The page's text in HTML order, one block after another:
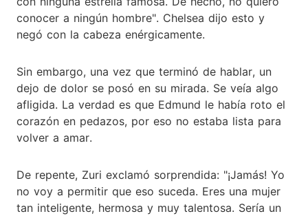
conocer a ningún hombre". Chelsea dijo esto y
negó con la cabeza enérgicamente.
Sin embargo, una vez que terminó de hablar, un
dejo de dolor se posó en su mirada. Se veía algo
afligida. La verdad es que Edmund le había roto el
corazón en pedazos, por eso no estaba lista para
volver a amar.
De repente, Zuri exclamó sorprendida: "¡Jamás! Yo
no voy a permitir que eso suceda. Eres una mujer
tan inteligente, hermosa y muy talentosa. Sería un